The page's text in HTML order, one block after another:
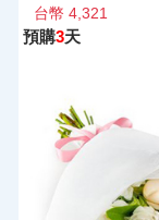
台幣 4,321
預購3天